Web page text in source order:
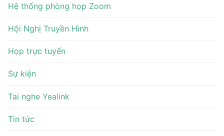
Hệ thống phòng họp Zoom
Hội Nghị Truyền Hình
Họp trực tuyến
Sự kiện
Tai nghe Yealink
Tin tức